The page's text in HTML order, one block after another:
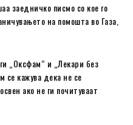
заедничко писмо со кое го
на помошта во Газа,
„Оксфам“ и „Лекари без
се кажува дека не се
ако не ги почитуваат